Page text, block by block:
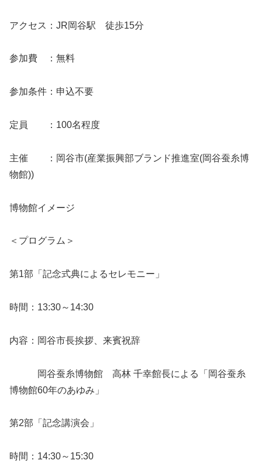
アクセス：JR岡谷駅 徒歩15分
参加費 ：無料
参加条件：申込不要
定員 ：100名程度
主催 ：岡谷市(産業振興部ブランド推進室(岡谷蚕糸博
物館))
博物館イメージ
＜プログラム＞
第1部「記念式典によるセレモニー」
時間：13:30～14:30
内容：岡谷市長挨拶、来賓祝辞
岡谷蚕糸博物館 高林 千幸館長による「岡谷蚕糸
博物館60年のあゆみ」
第2部「記念講演会」
時間：14:30～15:30